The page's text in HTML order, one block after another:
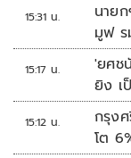
15:31 น.
นาย
มูฟ ร
หาท
15:17 น.
'ยศช
ยิง เ
15:12 น.
กรุง
โต